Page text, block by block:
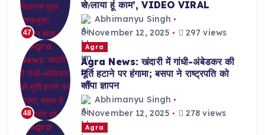
47
से लाया हूं काम’, VIDEO VIRAL
Abhimanyu Singh
November 12, 2025
297 views
48
Agra
Agra News: खंदारी में गांधी-अंबेडकर की
मूर्ति हटाने पर हंगामा; बसपा ने राष्ट्रपति को
सौंपा ज्ञापन
Abhimanyu Singh
November 12, 2025
278 views
Agra